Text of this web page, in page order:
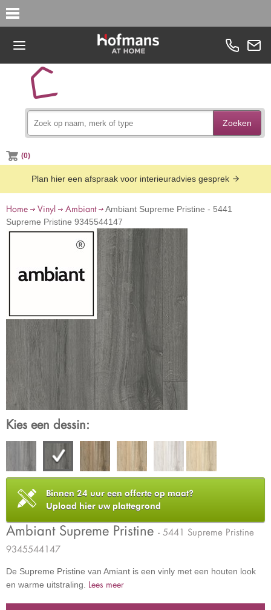
Zoeken
(0)
Plan hier een afspraak voor interieuradvies gesprek
Home Vinyl Ambiant
Ambiant Supreme Pristine - 5441
Supreme Pristine 9345544147
Kies een dessin:
Binnen 24 uur een offerte op maat?
Upload hier uw plattegrond
Ambiant Supreme Pristine - 5441 Supreme Pristine
9345544147
De Supreme Pristine van Amiant is een vinly met een houten look
en warme uitstraling. Lees meer